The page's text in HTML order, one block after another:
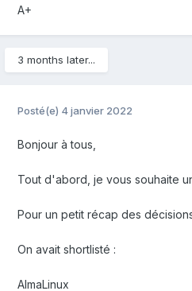
A+
3 months later...
Posté(e) 4 janvier 2022
Bonjour à tous,
Tout d'abord, je vous souhaite
Pour un petit récap des
On avait shortlisté :
AlmaLinux